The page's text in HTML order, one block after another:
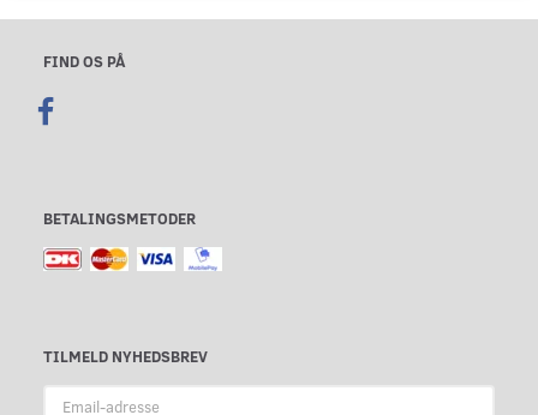
FIND OS PÅ
BETALINGSMETODER
TILMELD NYHEDSBREV